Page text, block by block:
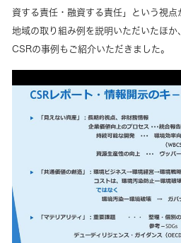
資する責任・融資する責任」という視点
地域の取り組み例を説明いただいたほ
CSRの事例もご紹介いただきました。